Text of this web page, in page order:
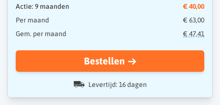
Actie: 9 maanden
€ 40,00
Per maand
€ 63,00
Gem. per maand
€ 47,41
Bestellen
Levertijd: 16 dagen